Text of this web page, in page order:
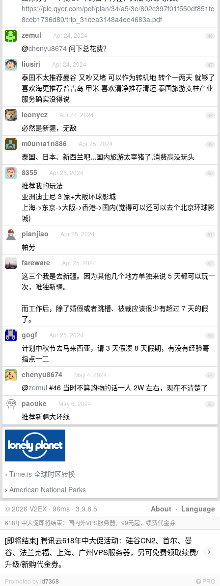
https://pic.qyer.com/pdf/plan/34/a5/3e/802c397f01f550df851fc
8ceb1736d80/trip_31cea3148a4ee4683a.pdf
46
zemul Apr 24, 2024
@chenyu8674 问下总花费？
47
liusiri Apr 24, 2024
泰国不太推荐曼谷 又吵又堵 可以作为转机地 转个一两天 就够了
喜欢海更推荐普吉岛 甲米 喜欢清净推荐清迈 泰国旅游支柱产业
服务确实没得说
48
leonycz Apr 24, 2024
必然是新疆，无敌
49
m0unta1n886 Apr 25, 2024
泰国、日本、新西兰吧,,,国内旅游太宰猪了,消费高没玩头
50
8355 Apr 25, 2024
推荐我的玩法
亚洲迪士尼 3 家+大阪环球影城
上海->东京->大阪->香港->国内(觉得可以还可以去个北京环球影
城)
51
pianjiao Apr 25, 2024
帕劳
52
fareware Apr 25, 2024
这三个我是去新疆。因为其他几个地方单独来说 5 天都可以玩一
次，唯独新疆。
而工作后，除了婚假或者跳槽、被裁应该很少有超过 7 天的假
了。
53
gogf Apr 25, 2024
计划中秋节去马来西亚，请 3 天假凑 8 天假期，有没有经验哥
指点一二
54
chenyu8674 May 4, 2024
@zemul #46 当时不算购物的话一人 2W 左右，现在不清楚了
55
paouke May 6, 2024
推荐新疆大环线
› Time.is 全球时区转换
› American National Parks
About · Language
© 2026 V2EX · 96ms · 3.9.8.5
618年中大促即将结束：国内外VPS服务器，99元起，续费代金券
[即将结束] 腾讯云618年中大促活动：硅谷CN2、首尔、曼
谷、法兰克福、上海、广州VPS服务器，另可免费领取续费/
升级/新购代金券。
›
Promoted byid7368 PRO